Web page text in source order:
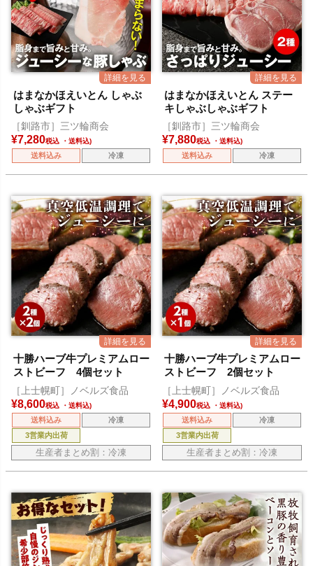
はまなかほえいとん しゃぶ
しゃぶギフト
［釧路市］三ツ輪商会
¥7,280税込
送料込み 冷凍
はまなかほえいとん ステー
キしゃぶしゃぶギフト
［釧路市］三ツ輪商会
¥7,880税込
送料込み 冷凍
十勝ハーブ牛プレミアムロー
ストビーフ 4個セット
［上士幌町］ノベルズ食品
¥8,600税込
送料込み
冷凍
3営業内出荷
生産者まとめ割：冷凍
十勝ハーブ牛プレミアムロー
ストビーフ 2個セット
［上士幌町］ノベルズ食品
¥4,900税込
送料込み
冷凍
3営業内出荷
生産者まとめ割：冷凍